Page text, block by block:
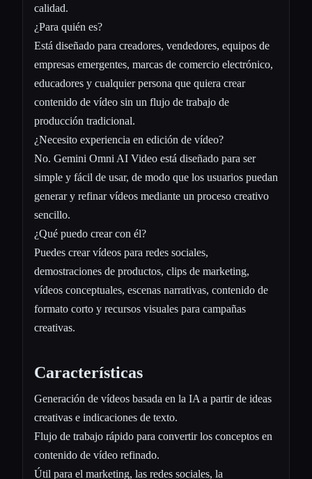
calidad.
¿Para quién es?
Está diseñado para creadores, vendedores, equipos de
empresas emergentes, marcas de comercio electrónico,
educadores y cualquier persona que quiera crear
contenido de vídeo sin un flujo de trabajo de
producción tradicional.
¿Necesito experiencia en edición de vídeo?
No. Gemini Omni AI Video está diseñado para ser
simple y fácil de usar, de modo que los usuarios puedan
generar y refinar vídeos mediante un proceso creativo
sencillo.
¿Qué puedo crear con él?
Puedes crear vídeos para redes sociales,
demostraciones de productos, clips de marketing,
vídeos conceptuales, escenas narrativas, contenido de
formato corto y recursos visuales para campañas
creativas.
Características
Generación de vídeos basada en la IA a partir de ideas
creativas e indicaciones de texto.
Flujo de trabajo rápido para convertir los conceptos en
contenido de vídeo refinado.
Útil para el marketing, las redes sociales, la